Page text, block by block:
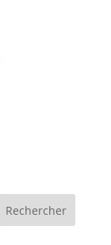
Rechercher